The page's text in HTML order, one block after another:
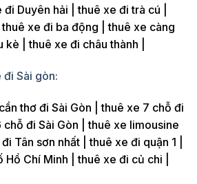
Duyên hải | thuê xe đi trà cú |
xe đi ba động | thuê xe càng
| thuê xe đi châu thành |
Sài gòn:
thơ đi Sài Gòn | thuê xe 7 chỗ đi
chỗ đi Sài Gòn | thuê xe limousine
Tân sơn nhất | thuê xe đi quận 1 |
Chí Minh | thuê xe đi củ chi |